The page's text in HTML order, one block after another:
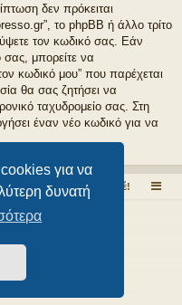
cookies για να
δυνατή
δεν πρόκειται
το phpBB ή άλλο τρίτο
τον κωδικό σας. Εάν
σας, μπορείτε να
κωδικό μου” που παρέχεται
θα σας ζητήσει να
ταχυδρομείο σας. Στη
έναν νέο κωδικό για να
ελεύθερα για τον καφέ!
© phpBB Limited